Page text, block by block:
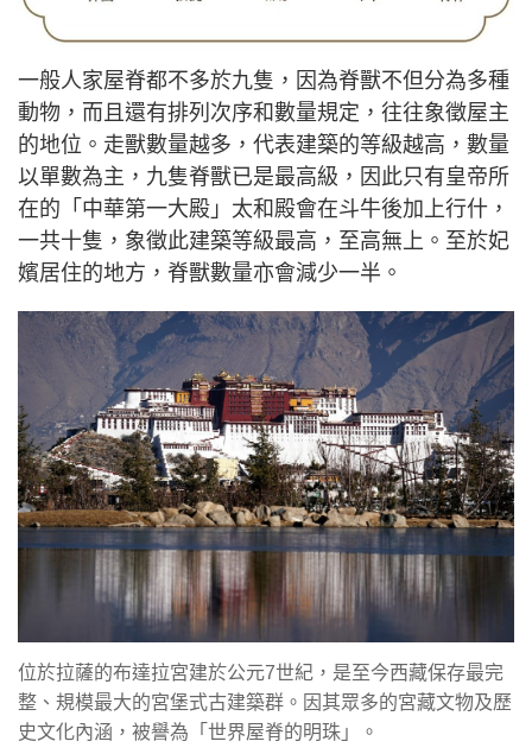
一般人家屋脊都不多於九隻，因為脊獸不但分為多種
動物，而且還有排列次序和數量規定，往往象徵屋主
的地位。走獸數量越多，代表建築的等級越高，數量
以單數為主，九隻脊獸已是最高級，因此只有皇帝所
在的「中華第一大殿」太和殿會在斗牛後加上行什，
一共十隻，象徵此建築等級最高，至高無上。至於妃
嬪居住的地方，脊獸數量亦會減少一半。
位於拉薩的布達拉宮建於公元7世紀，是至今西藏保存最完
整、規模最大的宮堡式古建築群。因其眾多的宮藏文物及歷
史文化內涵，被譽為「世界屋脊的明珠」。